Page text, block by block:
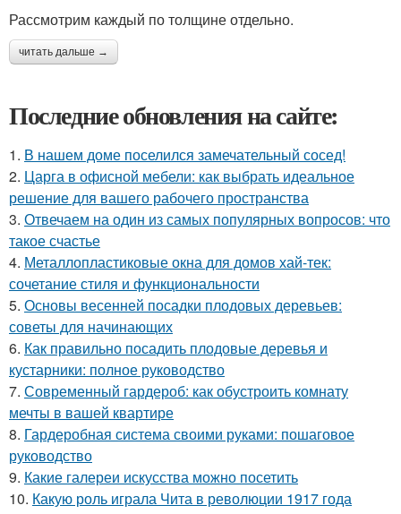
Рассмотрим каждый по толщине отдельно.
читать дальше →
Последние обновления на сайте:
1. В нашем доме поселился замечательный сосед!
2. Царга в офисной мебели: как выбрать идеальное
решение для вашего рабочего пространства
3. Отвечаем на один из самых популярных вопросов: что
такое счастье
4. Металлопластиковые окна для домов хай-тек:
сочетание стиля и функциональности
5. Основы весенней посадки плодовых деревьев:
советы для начинающих
6. Как правильно посадить плодовые деревья и
кустарники: полное руководство
7. Современный гардероб: как обустроить комнату
мечты в вашей квартире
8. Гардеробная система своими руками: пошаговое
руководство
9. Какие галереи искусства можно посетить
10. Какую роль играла Чита в революции 1917 года